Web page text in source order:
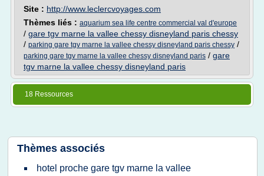
Site : http://www.leclercvoyages.com
Thèmes liés : aquarium sea life centre commercial val d'europe
/ gare tgv marne la vallee chessy disneyland paris chessy
/ parking gare tgv marne la vallee chessy disneyland paris chessy /
parking gare tgv marne la vallee chessy disneyland paris / gare
tgv marne la vallee chessy disneyland paris
18 Ressources
Thèmes associés
hotel proche gare tgv marne la vallee